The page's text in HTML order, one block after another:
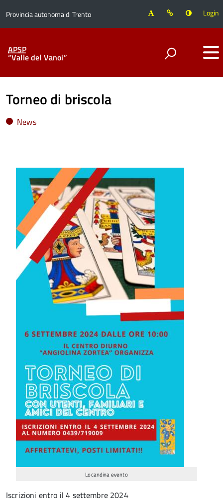
Provincia autonoma di Trento Login
APSP
“Valle del Vanoi”
Torneo di briscola
News
Locandina evento
Iscrizioni entro il 4 settembre 2024